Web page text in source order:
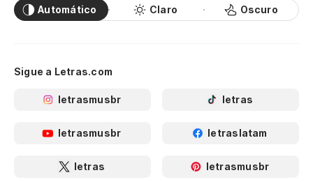
Automático Claro Oscuro
Sigue a Letras.com
letrasmusbr letras
letrasmusbr letraslatam
letras letrasmusbr